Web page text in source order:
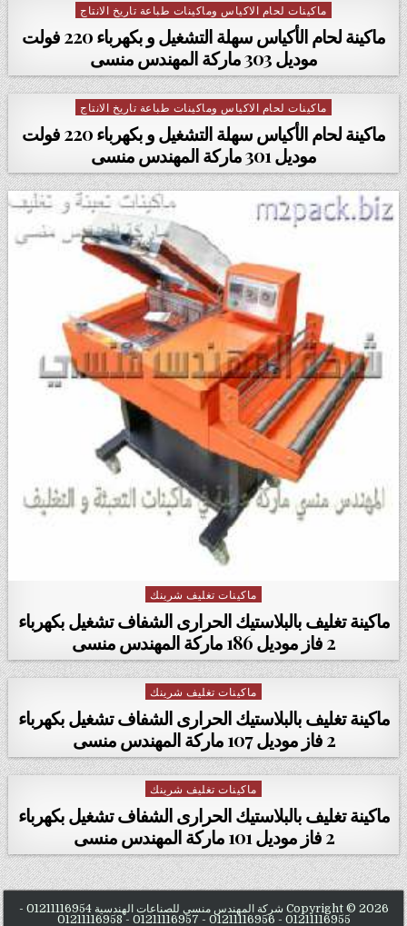
Posted in
ماكينات لحام الاكياس وماكينات طباعة تاريخ الانتاج
ماكينة لحام الأكياس سهلة التشغيل و بكهرباء 220 فولت
موديل 303 ماركة المهندس منسى
Posted in
ماكينات لحام الاكياس وماكينات طباعة تاريخ الانتاج
ماكينة لحام الأكياس سهلة التشغيل و بكهرباء 220 فولت
موديل 301 ماركة المهندس منسى
Posted in
ماكينات تغليف شرينك
ماكينة تغليف بالبلاستيك الحرارى الشفاف تشغيل بكهرباء
2 فاز موديل 186 ماركة المهندس منسى
Posted in
ماكينات تغليف شرينك
ماكينة تغليف بالبلاستيك الحرارى الشفاف تشغيل بكهرباء
2 فاز موديل 107 ماركة المهندس منسى
Posted in
ماكينات تغليف شرينك
ماكينة تغليف بالبلاستيك الحرارى الشفاف تشغيل بكهرباء
2 فاز موديل 101 ماركة المهندس منسى
Copyright © 2026 شركة المهندس منسي للصناعات الهندسية 01211116954 -
01211116955 - 01211116956 - 01211116957 - 01211116958